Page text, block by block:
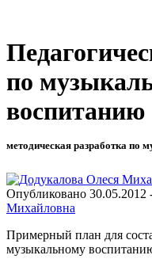
по
воспитанию
методическая разработка по
Опубликовано 30.05.2012
Михайловна
Примерный план для
музыкальному